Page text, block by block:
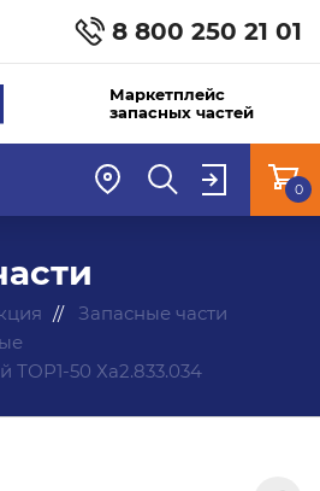
8 800 250 21 01
Маркетплейс
запасных частей
0
Запасные части
ТОР1-50 Ха2.833.034